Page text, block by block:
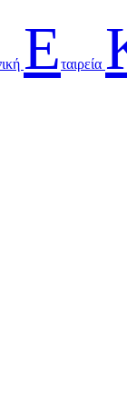
Εταιρεία